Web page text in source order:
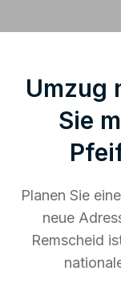
Umzug
Sie
Planen Sie
neue
Remscheid